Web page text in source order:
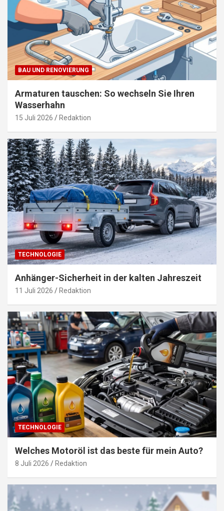
BAU UND RENOVIERUNG
Armaturen tauschen: So wechseln Sie Ihren
Wasserhahn
15 Juli 2026 Redaktion
TECHNOLOGIE
Anhänger-Sicherheit in der kalten Jahreszeit
11 Juli 2026 Redaktion
TECHNOLOGIE
Welches Motoröl ist das beste für mein Auto?
8 Juli 2026 Redaktion